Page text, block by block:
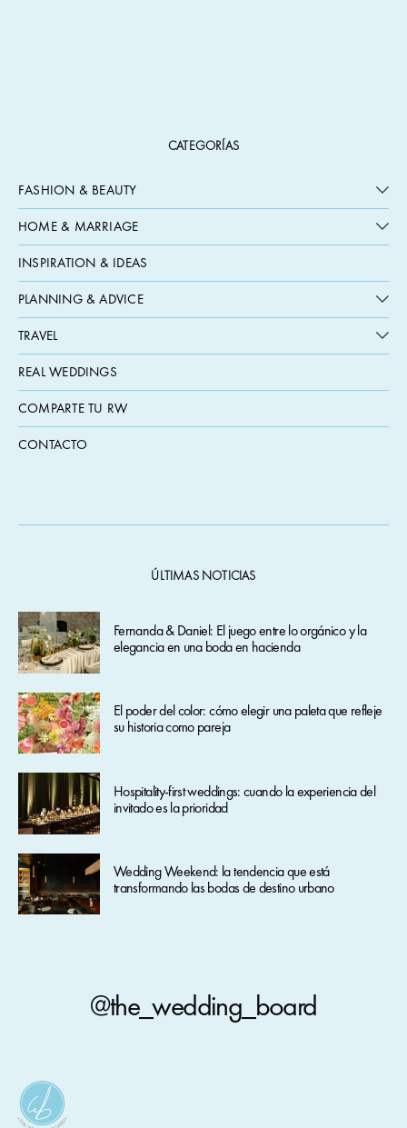
CATEGORÍAS
FASHION & BEAUTY
HOME & MARRIAGE
INSPIRATION & IDEAS
PLANNING & ADVICE
TRAVEL
REAL WEDDINGS
COMPARTE TU RW
CONTACTO
ÚLTIMAS NOTICIAS
Fernanda & Daniel: El juego entre lo orgánico y la
elegancia en una boda en hacienda
El poder del color: cómo elegir una paleta que refleje
su historia como pareja
Hospitality-first weddings: cuando la experiencia del
invitado es la prioridad
Wedding Weekend: la tendencia que está
transformando las bodas de destino urbano
@the_wedding_board